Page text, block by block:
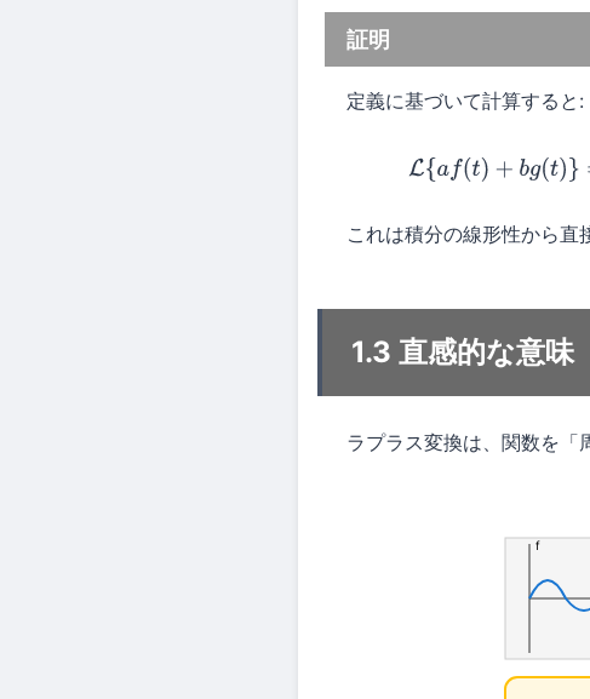
証明
定義に基づいて計算すると:
L{af(t) +
これは積分の線形性から直
1.3 直感的な意味
ラプラス変換は、関数を「
f